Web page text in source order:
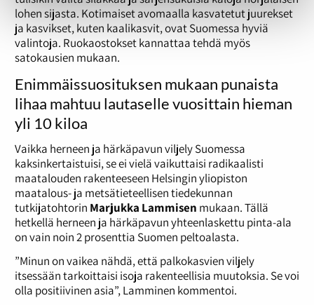
lohen sijasta. Kotimaiset avomaalla kasvatetut juurekset
ja kasvikset, kuten kaalikasvit, ovat Suomessa hyviä
valintoja. Ruokaostokset kannattaa tehdä myös
satokausien mukaan.
Enimmäissuosituksen mukaan punaista
lihaa mahtuu lautaselle vuosittain hieman
yli 10 kiloa
Vaikka herneen ja härkäpavun viljely Suomessa
kaksinkertaistuisi, se ei vielä vaikuttaisi radikaalisti
maatalouden rakenteeseen Helsingin yliopiston
maatalous- ja metsätieteellisen tiedekunnan
tutkijatohtorin Marjukka Lammisen mukaan. Tällä
hetkellä herneen ja härkäpavun yhteenlaskettu pinta-ala
on vain noin 2 prosenttia Suomen peltoalasta.
”Minun on vaikea nähdä, että palkokasvien viljely
itsessään tarkoittaisi isoja rakenteellisia muutoksia. Se voi
olla positiivinen asia”, Lamminen kommentoi.